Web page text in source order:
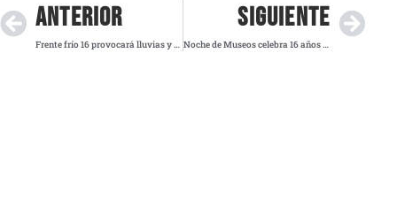
ANTERIOR
Frente frío 16 provocará lluvias y ambiente gélido en varias regiones del país
SIGUIENTE
Noche de Museos celebra 16 años con más de 80 recintos en su última edición de 2025